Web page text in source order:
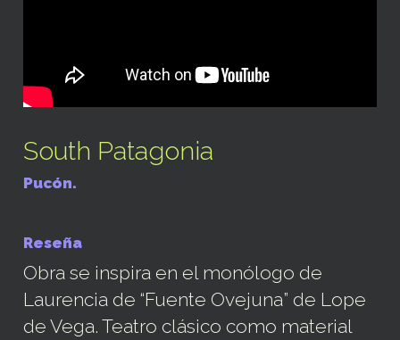
South Patagonia
Pucón.
Reseña
Obra se inspira en el monólogo de
Laurencia de “Fuente Ovejuna” de Lope
de Vega. Teatro clásico como material